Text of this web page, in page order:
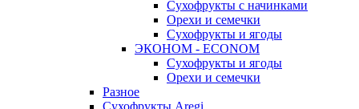
Сухофрукты с начинками
Орехи и семечки
Сухофрукты и ягоды
ЭКОНОМ - ECONOM
Сухофрукты и ягоды
Орехи и семечки
Разное
Сухофрукты Aregi